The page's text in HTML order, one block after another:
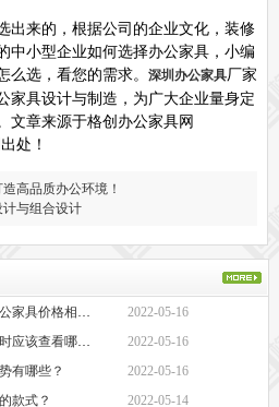
出来的，根据公司的企业文化，装修
中小型企业如何选择办公家具，小编
么选，看您的需求。 深圳办公家具厂家
家具设计与制造，为广大企业量身定
文章来源于格创办公家具网
处！
高品质办公环境！
与组合设计
2022-05-16
·办公家具厂家-选择办公家具厂家时应该查看哪些方面？
2022-05-16
有哪些？
2022-05-16
款式？
2022-05-14